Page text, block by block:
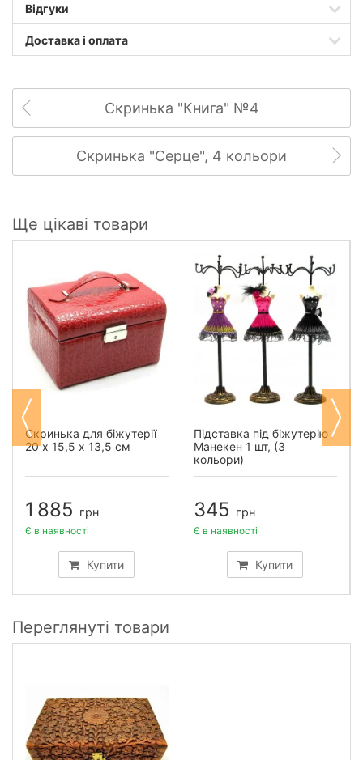
Відгуки
Доставка і оплата
Скринька "Книга" №4
Скринька "Серце", 4 кольори
Ще цікаві товари
Скринька для біжутерії
20 х 15,5 х 13,5 см
1 885 грн
Купити
Є в наявності
Підставка під біжутерію
Манекен 1 шт, (3
кольори)
345 грн
Купити
Є в наявності
Переглянуті товари